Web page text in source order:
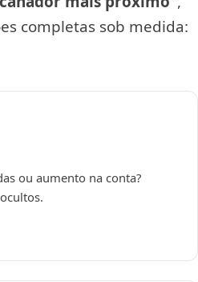
completas sob medida:
ou aumento na conta?